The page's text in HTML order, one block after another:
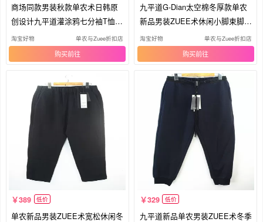
商场同款男装秋款单农术日韩原
创设计九平道灌涂鸦七分袖T恤G
ood7
淘宝好物 单农与Zuee折扣店
购买
九平道G-Dian太空棉冬厚款单农
新品男装ZUEE术休闲小脚束脚长
裤灌
淘宝好物 单农与Zuee折扣店
购买
389 低价
单农新品男装ZUEE术宽松休闲冬
329 低价
九平道新品单农男装ZUEE术冬季